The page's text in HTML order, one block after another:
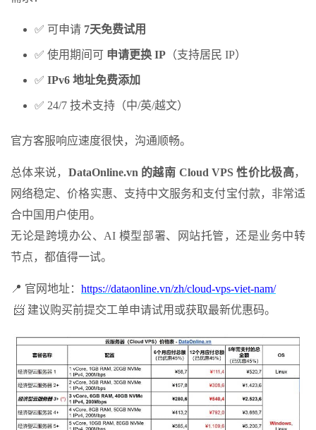
✅ 可申请 7天免费试用
✅ 使用期间可 申请更换 IP （支持居民 IP）
✅ IPv6 地址免费添加
✅ 24/7 技术支持（中/英/越文）
官方客服响应速度很快，沟通顺畅。
总体来说， DataOnline.vn 的越南 Cloud VPS性价比极高，
网络稳定、价格实惠、支持中文服务和支付宝付款，非常适
合中国用户使用。
无论是跨境办公、AI 模型部署、网站托管，还是业务中转
节点，都值得一试。
📍 官网地址： https://dataonline.vn/zh/cloud-vps-viet-nam/
📨 建议购买前提交工单申请试用或获取最新优惠码。